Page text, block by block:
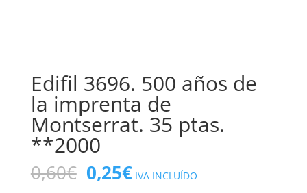
Edifil 3696. 500 años de
la imprenta de
Montserrat. 35 ptas.
**2000
0,60€ El
precio
0,25€El
precio
IVA INCLUÍDO